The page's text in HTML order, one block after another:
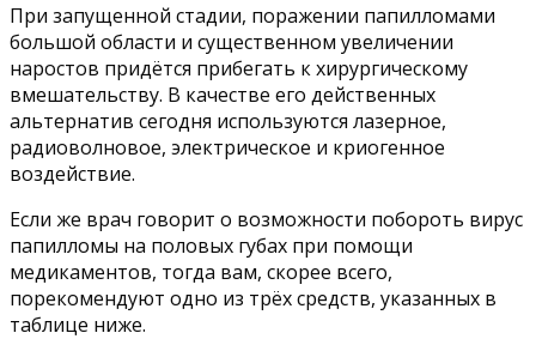
При запущенной стадии, поражении папилломами
большой области и существенном увеличении
наростов придётся прибегать к хирургическому
вмешательству. В качестве его действенных
альтернатив сегодня используются лазерное,
радиоволновое, электрическое и криогенное
воздействие.
Если же врач говорит о возможности побороть вирус
папилломы на половых губах при помощи
медикаментов, тогда вам, скорее всего,
порекомендуют одно из трёх средств, указанных в
таблице ниже.